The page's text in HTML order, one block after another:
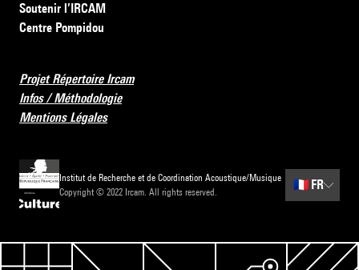
Soutenir l’IRCAM
Centre Pompidou
Projet Répertoire Ircam
Infos / Méthodologie
Mentions Légales
Institut de Recherche et de Coordination Acoustique/Musique
Copyright © 2022 Ircam. All rights reserved.
🇫🇷 FR